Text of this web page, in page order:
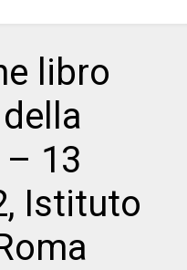
libro
– 13
Istituto